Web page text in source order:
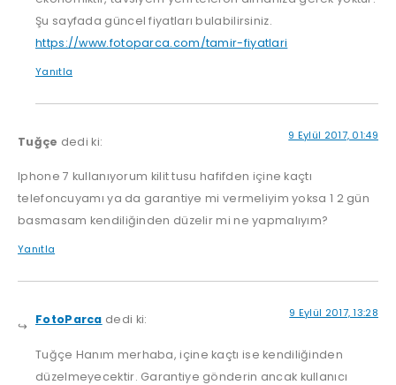
Şu sayfada güncel fiyatları bulabilirsiniz.
https://www.fotoparca.com/tamir-fiyatlari
Yanıtla
Tuğçe dedi ki: 9 Eylül 2017, 01:49
Iphone 7 kullanıyorum kilit tusu hafifden içine kaçtı
telefoncuyamı ya da garantiye mi vermeliyim yoksa 1 2 gün
basmasam kendiliğinden düzelir mi ne yapmalıyım?
Yanıtla
FotoParca dedi ki: 9 Eylül 2017, 13:28
Tuğçe Hanım merhaba, içine kaçtı ise kendiliğinden
düzelmeyecektir. Garantiye gönderin ancak kullanıcı